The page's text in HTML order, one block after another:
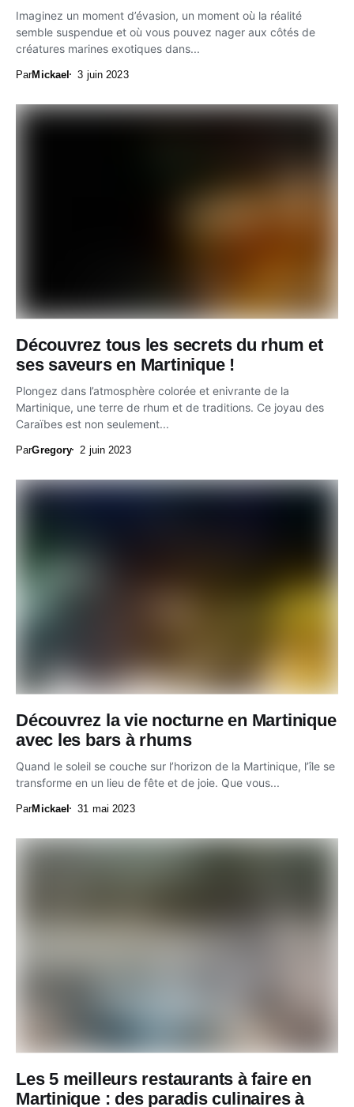
Imaginez un moment d’évasion, un moment où la réalité
semble suspendue et où vous pouvez nager aux côtés de
créatures marines exotiques dans...
ParMickael 3 juin 2023
Découvrez tous les secrets du rhum et
ses saveurs en Martinique !
Plongez dans l’atmosphère colorée et enivrante de la
Martinique, une terre de rhum et de traditions. Ce joyau des
Caraïbes est non seulement...
ParGregory 2 juin 2023
Découvrez la vie nocturne en Martinique
avec les bars à rhums
Quand le soleil se couche sur l’horizon de la Martinique, l’île se
transforme en un lieu de fête et de joie. Que vous...
ParMickael 31 mai 2023
Les 5 meilleurs restaurants à faire en
Martinique : des paradis culinaires à